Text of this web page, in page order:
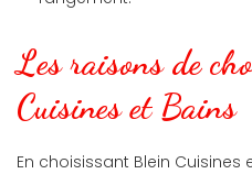
Les raisons de
Cuisines et Bains
En choisissant Blein Cuisines